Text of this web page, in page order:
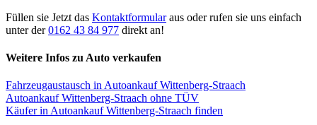
Füllen sie Jetzt das Kontaktformularaus oder rufen sie uns einfach
unter der0162 43 84 977 direkt an!
Weitere Infos zu Auto verkaufen
Fahrzeugaustausch in Autoankauf Wittenberg-Straach
Autoankauf Wittenberg-Straach ohne TÜV
Käufer in Autoankauf Wittenberg-Straach finden